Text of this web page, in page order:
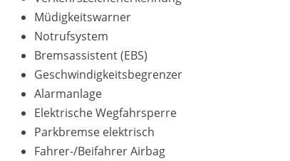
Müdigkeitswarner
Notrufsystem
Bremsassistent (EBS)
Geschwindigkeitsbegrenzer
Alarmanlage
Elektrische Wegfahrsperre
Parkbremse elektrisch
Fahrer-/Beifahrer Airbag